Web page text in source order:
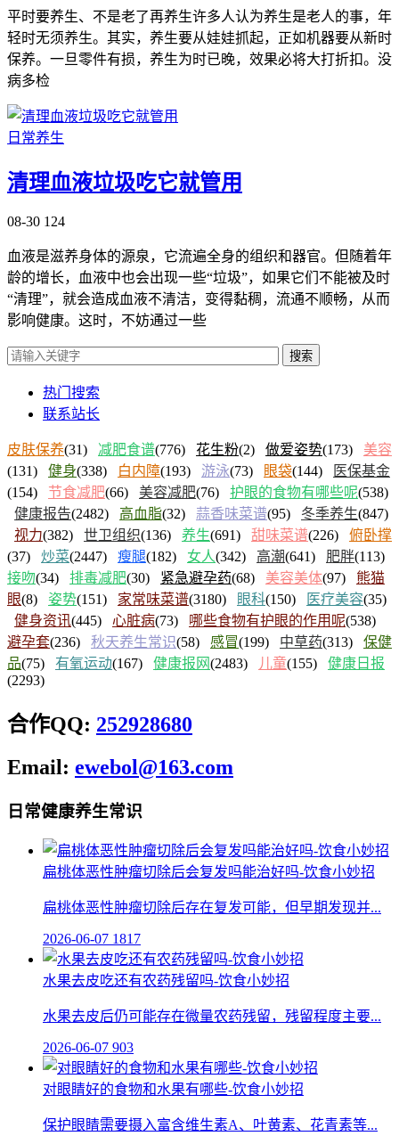
平时要养生、不是老了再养生许多人认为养生是老人的事，年
轻时无须养生。其实，养生要从娃娃抓起，正如机器要从新时
保养。一旦零件有损，养生为时已晚，效果必将大打折扣。没
病多检
日常养生
清理血液垃圾吃它就管用
08-30 124
血液是滋养身体的源泉，它流遍全身的组织和器官。但随着年
龄的增长，血液中也会出现一些“垃圾”，如果它们不能被及时
“清理”，就会造成血液不清洁，变得黏稠，流通不顺畅，从而
影响健康。这时，不妨通过一些
搜索
热门搜索
联系站长
皮肤保养(31) 减肥食谱(776) 花生粉(2) 做爱姿势(173) 美容
(131) 健身(338) 白内障(193) 游泳(73) 眼袋(144)
医保基金
(154) 节食减肥(66) 美容减肥(76) 护眼的食物有哪些呢(538)
健康报告(2482) 高血脂(32) 蒜香味菜谱(95) 冬季养生(847)
视力(382) 世卫组织(136) 养生(691) 甜味菜谱(226) 俯卧撑
(37) 炒菜(2447) 瘦腿(182) 女人(342) 高潮(641) 肥胖(113)
接吻(34) 排毒减肥(30) 紧急避孕药(68) 美容美体(97) 熊猫
眼(8) 姿势(151) 家常味菜谱(3180) 眼科(150) 医疗美容(35)
健身资讯(445) 心脏病(73) 哪些食物有护眼的作用呢(538)
避孕套(236) 秋天养生常识(58) 感冒(199) 中草药(313) 保健
品(75) 有氧运动(167) 健康报网(2483) 儿童(155) 健康日报
(2293)
合作QQ: 252928680
Email: ewebol@163.com
日常健康养生常识
扁桃体恶性肿瘤切除后会复发吗能治好吗-饮食小妙招
扁桃体恶性肿瘤切除后存在复发可能，但早期发现并...
2026-06-07 1817
水果去皮吃还有农药残留吗-饮食小妙招
水果去皮后仍可能存在微量农药残留，残留程度主要...
2026-06-07 903
对眼睛好的食物和水果有哪些-饮食小妙招
保护眼睛需要摄入富含维生素A、叶黄素、花青素等...